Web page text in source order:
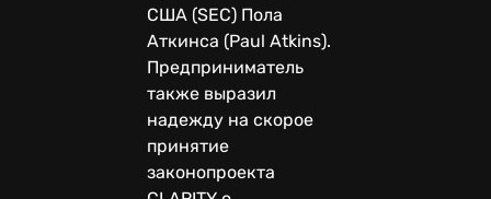
США (SEC) Пола
Аткинса (Paul Atkins).
Предприниматель
также выразил
надежду на скорое
принятие
законопроекта